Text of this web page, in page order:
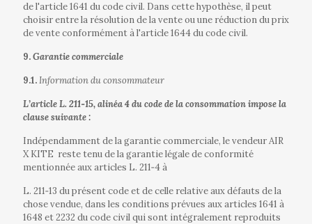
de l'article 1641 du code civil. Dans cette hypothèse, il peut
choisir entre la résolution de la vente ou une réduction du prix
de vente conformément à l'article 1644 du code civil.
9.Garantie commerciale
9.1.Information du consommateur
L’article L. 211‐15, alinéa 4 du code de la consommation impose la
clause suivante :
Indépendamment de la garantie commerciale, le vendeur AIR
X KITE reste tenu de la garantie légale de conformité
mentionnée aux articles L. 211‐4 à
L. 211‐13 du présent code et de celle relative aux défauts de la
chose vendue, dans les conditions prévues aux articles 1641 à
1648 et 2232 du code civil qui sont intégralement reproduits